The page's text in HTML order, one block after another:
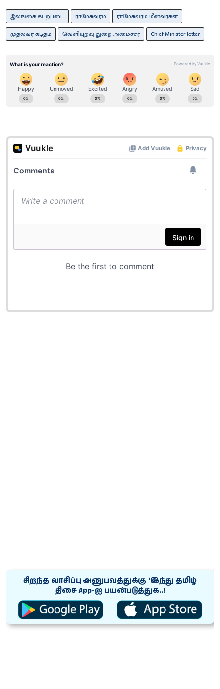
இலங்கை கடற்படை ராமேசுவரம்
ராமேசுவரம் மீனவர்கள்
முதல்வர் கடிதம்
வெளியுறவு துறை அமைச்சர் Chief Minister letter
சிறந்த வாசிப்பு அனுபவத்துக்கு ‘இந்து தமிழ்
திசை App-ஐ பயன்படுத்துக..!